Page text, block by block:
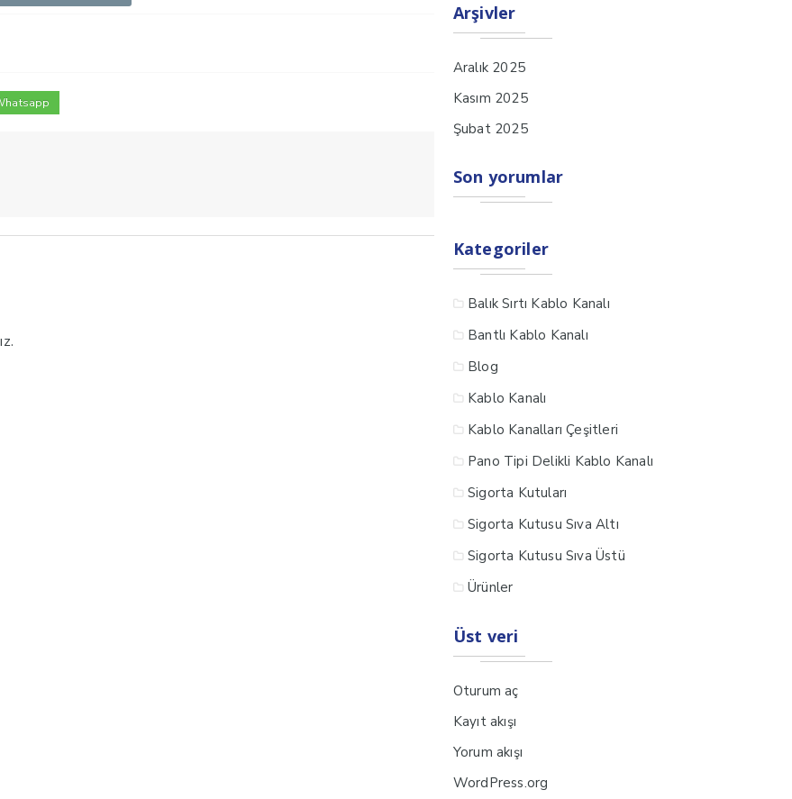
Arşivler
Aralık 2025
Kasım 2025
Şubat 2025
Son yorumlar
Kategoriler
Balık Sırtı Kablo Kanalı
Bantlı Kablo Kanalı
Blog
Kablo Kanalı
Kablo Kanalları Çeşitleri
Pano Tipi Delikli Kablo Kanalı
Sigorta Kutuları
Sigorta Kutusu Sıva Altı
Sigorta Kutusu Sıva Üstü
Ürünler
Üst veri
Oturum aç
Kayıt akışı
Yorum akışı
WordPress.org